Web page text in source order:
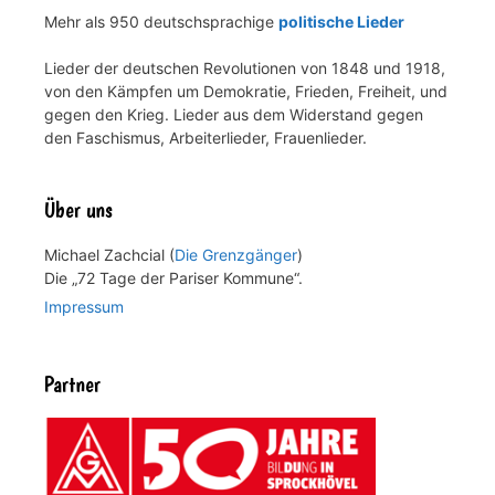
Mehr als 950 deutschsprachige politische Lieder
Lieder der deutschen Revolutionen von 1848 und 1918,
von den Kämpfen um Demokratie, Frieden, Freiheit, und
gegen den Krieg. Lieder aus dem Widerstand gegen
den Faschismus, Arbeiterlieder, Frauenlieder.
Über uns
Michael Zachcial (Die Grenzgänger)
Die „72 Tage der Pariser Kommune“.
Impressum
Partner